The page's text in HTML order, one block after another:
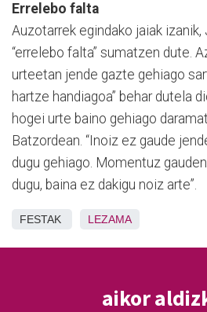
Errelebo falta
Auzotarrek egindako jaiak
“errelebo falta” sumatzen dute.
urteetan jende gazte gehiago
hartze handiagoa” behar dutela
hogei urte baino gehiago
Batzordean. “Inoiz ez gaude
dugu gehiago. Momentuz
dugu, baina ez dakigu noiz arte”.
FESTAK LEZAMA
aikor